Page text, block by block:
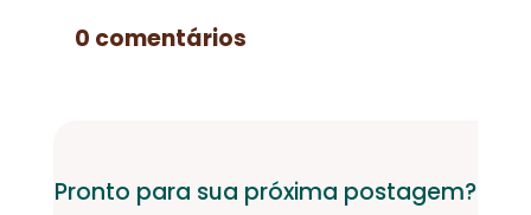
0 comentários
Pronto para sua próxima postagem?